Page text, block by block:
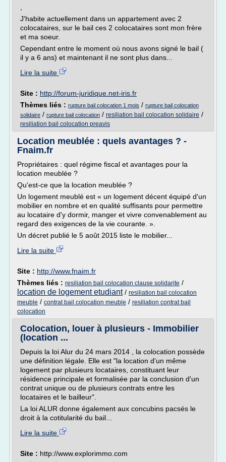
J'habite actuellement dans un appartement avec 2
colocataires, sur le bail ces 2 colocataires sont mon frère
et ma soeur.
Cependant entre le moment où nous avons signé le bail (
il y a 6 ans) et maintenant il ne sont plus dans...
Lire la suite
Site : http://forum-juridique.net-iris.fr
Thèmes liés : rupture bail colocation 1 mois / rupture bail colocation
solidaire / rupture bail colocation / resiliation bail colocation solidaire /
resiliation bail colocation preavis
Location meublée : quels avantages ? -
Fnaim.fr
Propriétaires : quel régime fiscal et avantages pour la
location meublée ?
Qu'est-ce que la location meublée ?
Un logement meublé est « un logement décent équipé d'un
mobilier en nombre et en qualité suffisants pour permettre
au locataire d'y dormir, manger et vivre convenablement au
regard des exigences de la vie courante. ».
Un décret publié le 5 août 2015 liste le mobilier...
Lire la suite
Site : http://www.fnaim.fr
Thèmes liés : resiliation bail colocation clause solidarite /
location de logement etudiant/ resiliation bail colocation
meuble / contrat bail colocation meuble / resiliation contrat bail
colocation
Colocation, louer à plusieurs - Immobilier
(location ...
Depuis la loi Alur du 24 mars 2014 , la colocation possède
une définition légale. Elle est "la location d'un même
logement par plusieurs locataires, constituant leur
résidence principale et formalisée par la conclusion d'un
contrat unique ou de plusieurs contrats entre les
locataires et le bailleur".
La loi ALUR donne également aux concubins pacsés le
droit à la cotitularité du bail...
Lire la suite
Site : http://www.explorimmo.com